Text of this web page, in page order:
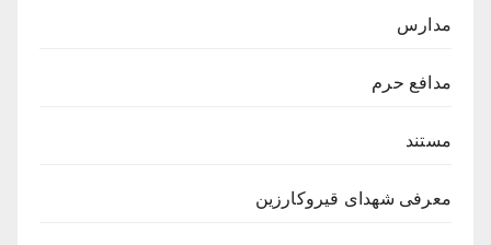
مدارس
مدافع حرم
مستند
معرفی شهدای قیروکارزین